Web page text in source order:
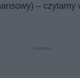
– czytamy
reklama